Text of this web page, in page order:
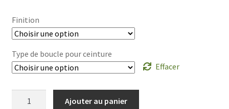
Finition
Type de boucle pour ceinture
Effacer
Ajouter au panier